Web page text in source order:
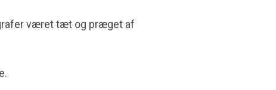
været tæt og præget af